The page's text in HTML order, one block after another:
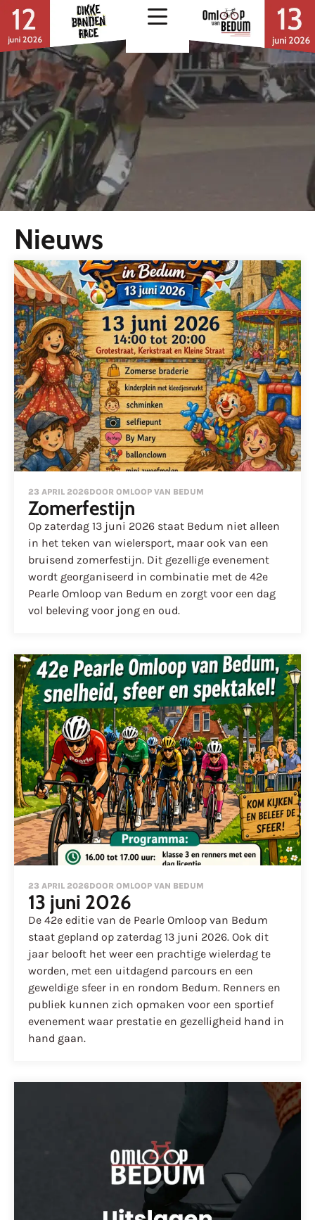
Nieuws
23 APRIL 2026DOOR OMLOOP VAN BEDUM
Zomerfestijn
Op zaterdag 13 juni 2026 staat Bedum niet alleen
in het teken van wielersport, maar ook van een
bruisend zomerfestijn. Dit gezellige evenement
wordt georganiseerd in combinatie met de 42e
Pearle Omloop van Bedum en zorgt voor een dag
vol beleving voor jong en oud.
23 APRIL 2026DOOR OMLOOP VAN BEDUM
13 juni 2026
De 42e editie van de Pearle Omloop van Bedum
staat gepland op zaterdag 13 juni 2026. Ook dit
jaar belooft het weer een prachtige wielerdag te
worden, met een uitdagend parcours en een
geweldige sfeer in en rondom Bedum. Renners en
publiek kunnen zich opmaken voor een sportief
evenement waar prestatie en gezelligheid hand in
hand gaan.